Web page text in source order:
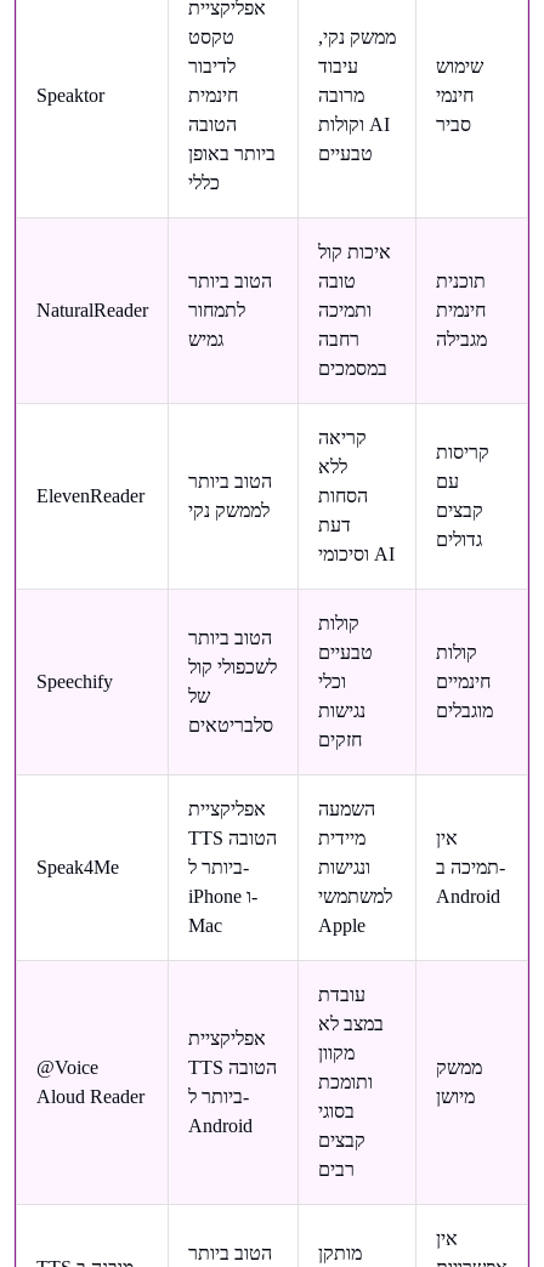
Speaktor
אפליקציית
טקסט
לדיבור
חינמית
הטובה
ביותר באופן
כללי
ממשק נקי,
עיבוד
מרובה
וקולות AI
טבעיים
שימוש
חינמי
סביר
NaturalReader
הטוב ביותר
לתמחור
גמיש
איכות קול
טובה
ותמיכה
רחבה
במסמכים
תוכנית
חינמית
מגבילה
ElevenReader
הטוב ביותר
לממשק נקי
קריאה
ללא
הסחות
דעת
וסיכומי AI
קריסות
עם
קבצים
גדולים
Speechify
הטוב ביותר
לשכפולי קול
של
סלבריטאים
קולות
טבעיים
וכלי
נגישות
חזקים
קולות
חינמיים
מוגבלים
Speak4Me
אפליקציית
TTS הטובה
ביותר ל-
iPhone ו-
Mac
השמעה
מיידית
ונגישות
למשתמשי
Apple
אין
תמיכה ב-
Android
@Voice
Aloud Reader
אפליקציית
TTS הטובה
ביותר ל-
Android
עובדת
במצב לא
מקוון
ותומכת
בסוגי
קבצים
רבים
ממשק
מיושן
הטוב ביותר מותקן
אין